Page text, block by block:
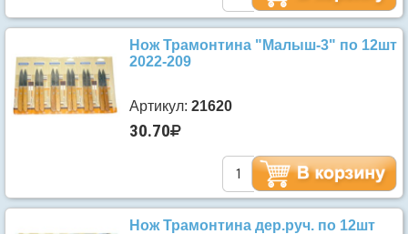
Нож Трамонтина "Малыш-3" по 12шт
2022-209
Артикул: 21620
30.70
Нож Трамонтина дер.руч. по 12шт